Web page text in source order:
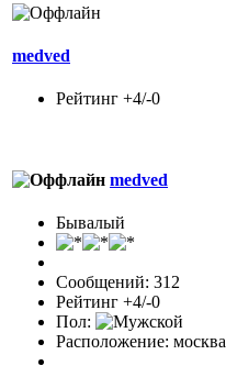
medved
Рейтинг +4/-0
medved
Бывалый
Сообщений: 312
Рейтинг +4/-0
Пол:
Расположение: москва